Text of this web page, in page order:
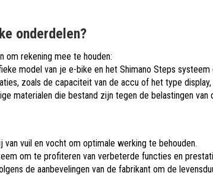
onderdelen?
om rekening mee te houden:
model van je e-bike en het Shimano Steps systeem
zoals de capaciteit van de accu of het type
materialen die bestand zijn tegen de belastingen
vuil en vocht om optimale werking te behouden.
om te profiteren van verbeterde functies en
de aanbevelingen van de fabrikant om de